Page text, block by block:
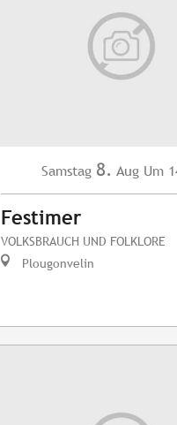
Samstag 8. Aug Um
Festimer
VOLKSBRAUCH UND FOLKLORE
Plougonvelin